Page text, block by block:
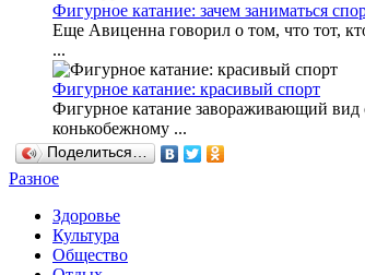
Фигурное катание: зачем заниматься
Еще Авиценна говорил о том, что тот,
...
Фигурное катание: красивый спорт
Фигурное катание завораживающий вид
конькобежному ...
Поделиться…
Разное
Здоровье
Культура
Общество